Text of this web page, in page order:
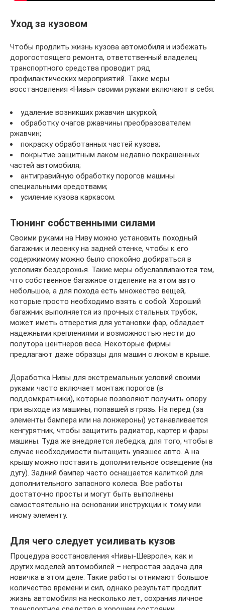
Уход за кузовом
Чтобы продлить жизнь кузова автомобиля и избежать
дорогостоящего ремонта, ответственный владелец
транспортного средства проводит ряд
профилактических мероприятий. Такие меры
восстановления «Нивы» своими руками включают в себя:
удаление возникших ржавчин шкуркой;
обработку очагов ржавчины преобразователем
ржавчин;
покраску обработанных частей кузова;
покрытие защитным лаком недавно покрашенных
частей автомобиля;
антигравийную обработку порогов машины
специальными средствами;
усиление кузова каркасом.
Тюнинг собственными силами
Своими руками на Ниву можно установить походный
багажник и лесенку на задней стенке, чтобы к его
содержимому можно было спокойно добираться в
условиях бездорожья. Такие меры обуславливаются тем,
что собственное багажное отделение на этом авто
небольшое, а для похода есть множество вещей,
которые просто необходимо взять с собой. Хороший
багажник выполняется из прочных стальных трубок,
может иметь отверстия для установки фар, обладает
надежными креплениями и возможностью нести до
полутора центнеров веса. Некоторые фирмы
предлагают даже образцы для машин с люком в крыше.
Доработка Нивы для экстремальных условий своими
руками часто включает монтаж порогов (в
поддомкратники), которые позволяют получить опору
при выходе из машины, попавшей в грязь. На перед (за
элементы бампера или на лонжероны) устанавливается
кенгурятник, чтобы защитить радиатор, картер и фары
машины. Туда же внедряется лебедка, для того, чтобы в
случае необходимости вытащить увязшее авто. А на
крышу можно поставить дополнительное освещение (на
дугу). Задний бампер часто оснащается калиткой для
дополнительного запасного колеса. Все работы
достаточно просты и могут быть выполнены
самостоятельно на основании инструкции к тому или
иному элементу.
Для чего следует усиливать кузов
Процедура восстановления «Нивы-Шевроле», как и
других моделей автомобилей – непростая задача для
новичка в этом деле. Такие работы отнимают большое
количество времени и сил, однако результат продлит
жизнь автомобиля на несколько лет, сохранив личное